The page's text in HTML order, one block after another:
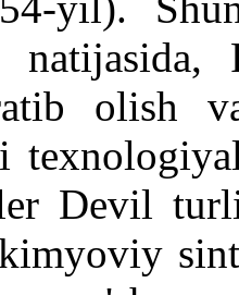
natijasida,
olish
Devil